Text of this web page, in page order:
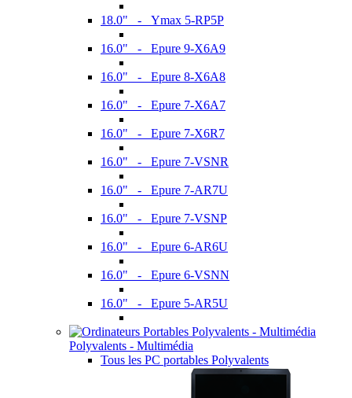
18.0" - Ymax 5-RP5P
16.0" - Epure 9-X6A9
16.0" - Epure 8-X6A8
16.0" - Epure 7-X6A7
16.0" - Epure 7-X6R7
16.0" - Epure 7-VSNR
16.0" - Epure 7-AR7U
16.0" - Epure 7-VSNP
16.0" - Epure 6-AR6U
16.0" - Epure 6-VSNN
16.0" - Epure 5-AR5U
Polyvalents - Multimédia
Tous les PC portables Polyvalents